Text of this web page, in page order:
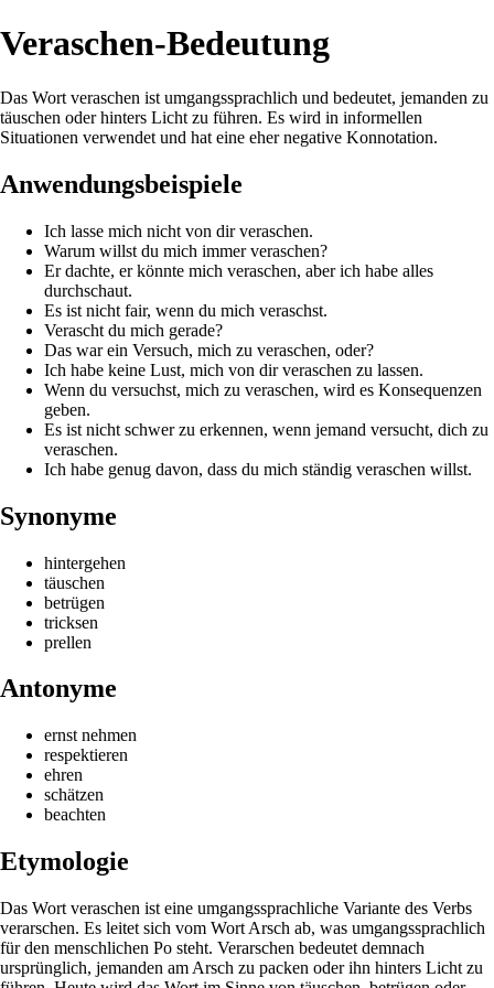
Veraschen-Bedeutung
Das Wort veraschen ist umgangssprachlich und bedeutet, jemanden zu
täuschen oder hinters Licht zu führen. Es wird in informellen
Situationen verwendet und hat eine eher negative Konnotation.
Anwendungsbeispiele
Ich lasse mich nicht von dir veraschen.
Warum willst du mich immer veraschen?
Er dachte, er könnte mich veraschen, aber ich habe alles
durchschaut.
Es ist nicht fair, wenn du mich veraschst.
Verascht du mich gerade?
Das war ein Versuch, mich zu veraschen, oder?
Ich habe keine Lust, mich von dir veraschen zu lassen.
Wenn du versuchst, mich zu veraschen, wird es Konsequenzen
geben.
Es ist nicht schwer zu erkennen, wenn jemand versucht, dich zu
veraschen.
Ich habe genug davon, dass du mich ständig veraschen willst.
Synonyme
hintergehen
täuschen
betrügen
tricksen
prellen
Antonyme
ernst nehmen
respektieren
ehren
schätzen
beachten
Etymologie
Das Wort veraschen ist eine umgangssprachliche Variante des Verbs
verarschen. Es leitet sich vom Wort Arsch ab, was umgangssprachlich
für den menschlichen Po steht. Verarschen bedeutet demnach
ursprünglich, jemanden am Arsch zu packen oder ihn hinters Licht zu